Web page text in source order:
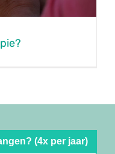
(4x per jaar)